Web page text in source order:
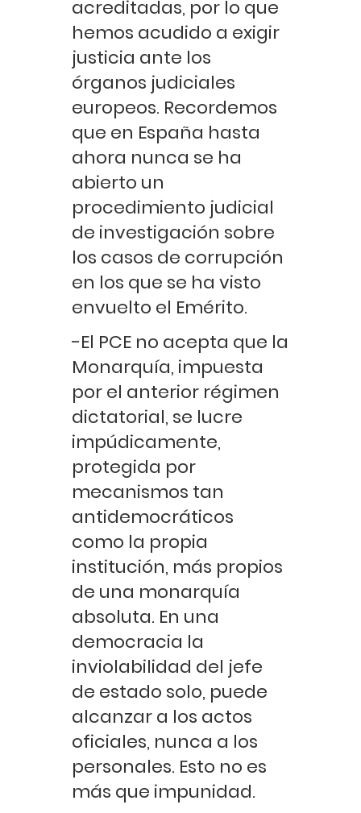
acreditadas, por lo que
hemos acudido a exigir
justicia ante los
órganos judiciales
europeos. Recordemos
que en España hasta
ahora nunca se ha
abierto un
procedimiento judicial
de investigación sobre
los casos de corrupción
en los que se ha visto
envuelto el Emérito.
-El PCE no acepta que la
Monarquía, impuesta
por el anterior régimen
dictatorial, se lucre
impúdicamente,
protegida por
mecanismos tan
antidemocráticos
como la propia
institución, más propios
de una monarquía
absoluta. En una
democracia la
inviolabilidad del jefe
de estado solo, puede
alcanzar a los actos
oficiales, nunca a los
personales. Esto no es
más que impunidad.